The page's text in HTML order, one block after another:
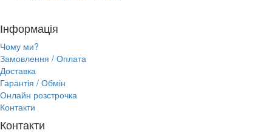
Інформація
Чому ми?
Замовлення / Оплата
Доставка
Гарантія / Обмін
Онлайн розстрочка
Контакти
Контакти